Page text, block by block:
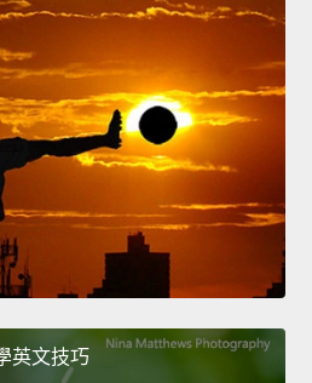
英文技巧